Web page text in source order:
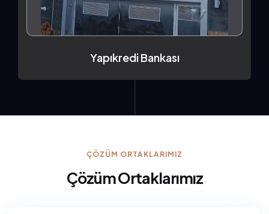
Yapıkredi Bankası
ÇÖZÜM ORTAKLARIMIZ
Çözüm Ortaklarımız